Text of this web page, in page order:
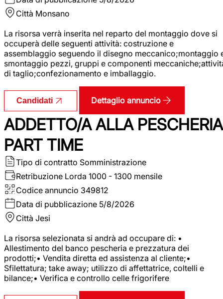
Città Monsano
La risorsa verrà inserita nel reparto del montaggio dove si
occuperà delle seguenti attività: costruzione e
assemblaggio seguendo il disegno meccanico;montaggio
smontaggio pezzi, gruppi e componenti
di taglio;confezionamento e imballaggio.
Candidati Dettaglio annuncio
ADDETTO/A ALLA PESCHERIA
PART TIME
Tipo di contratto Somministrazione
Retribuzione Lorda 1000 - 1300 mensile
Codice annuncio 349812
Data di pubblicazione 5/8/2026
Città Jesi
La risorsa selezionata si andrà ad occupare di: •
Allestimento del banco pescheria e prezzatura dei
prodotti;• Vendita diretta ed assistenza al cliente;•
Sfilettatura; take away; utilizzo di affettatrice, coltelli e
bilance;• Verifica e controllo celle frigorifere